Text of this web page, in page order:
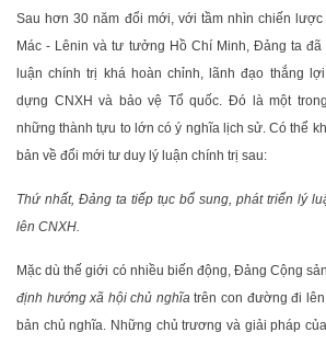
Sau hơn 30 năm đổi mới, với tầm nhìn chiến
Mác - Lênin và tư tưởng Hồ Chí Minh, Đảng ta
luận chính trị khá hoàn chỉnh, lãnh đạo thắng
dựng CNXH và bảo vệ Tổ quốc. Đó là một
những thành tựu to lớn có ý nghĩa lịch sử. Có thể
bản về đổi mới tư duy lý luận chính trị sau:
Thứ nhất, Đảng ta tiếp tục bổ sung, phát triển lý
lên CNXH.
Mặc dù thế giới có nhiều biến động, Đảng Cộng
định hướng xã hội chủ nghĩatrên con đường đi
bản chủ nghĩa. Những chủ trương và giải pháp